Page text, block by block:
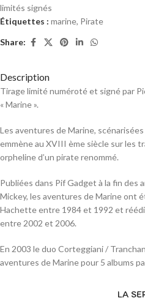
limités signés
Étiquettes : marine, Pirate
Share:
Description
Tirage limité numéroté et signé par
« Marine ».
Les aventures de Marine,
emmène au XVIII ème siècle sur les
orpheline d’un pirate renommé.
Publiées dans Pif Gadget à la fin des
Mickey, les aventures de Marine ont
Hachette entre 1984 et 1992 et
entre 2002 et 2006.
En 2003 le duo Corteggiani /
aventures de Marine pour 5 albums
LA